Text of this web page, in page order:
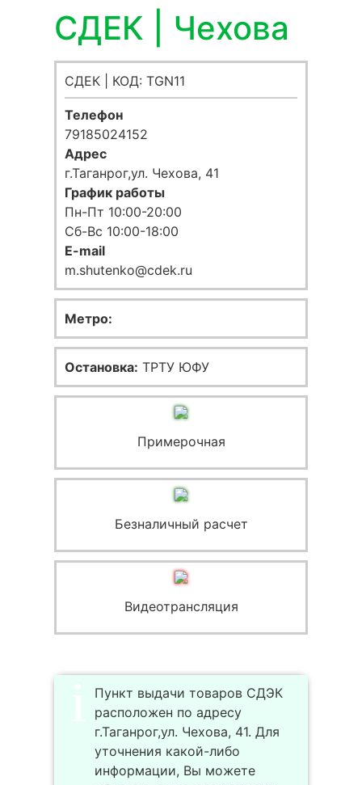
СДЕК | Чехова
СДЕК | КОД: TGN11
Телефон
79185024152
Адрес
г.Таганрог,ул. Чехова, 41
График работы
Пн-Пт 10:00-20:00
Сб-Вс 10:00-18:00
E-mail
m.shutenko@cdek.ru
Метро:
Остановка: ТРТУ ЮФУ
Примерочная
Безналичный расчет
Видеотрансляция
Пункт выдачи товаров СДЭК
расположен по адресу
г.Таганрог,ул. Чехова, 41. Для
уточнения какой-либо
информации, Вы можете